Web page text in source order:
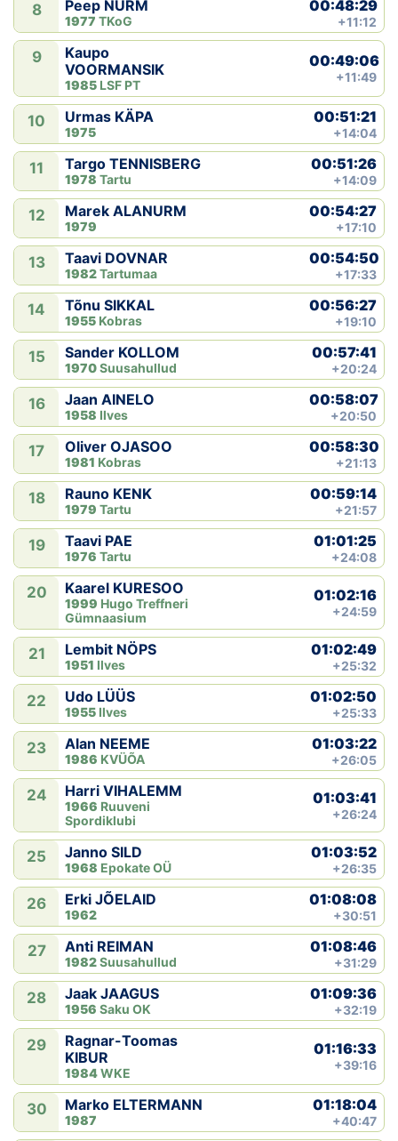
8 Peep NURM
1977 TKoG
00:48:29
+11:12
9
Kaupo
VOORMANSIK
1985 LSF PT
00:49:06
+11:49
10 Urmas KÄPA
1975
00:51:21
+14:04
11 Targo TENNISBERG
1978 Tartu
00:51:26
+14:09
12 Marek ALANURM
1979
00:54:27
+17:10
13 Taavi DOVNAR
1982Tartumaa
00:54:50
+17:33
14 Tõnu SIKKAL
1955 Kobras
00:56:27
+19:10
15 Sander KOLLOM
1970Suusahullud
00:57:41
+20:24
16 Jaan AINELO
1958 Ilves
00:58:07
+20:50
17 Oliver OJASOO
1981 Kobras
00:58:30
+21:13
18 Rauno KENK
1979 Tartu
00:59:14
+21:57
19 Taavi PAE
1976 Tartu
01:01:25
+24:08
20 Kaarel KURESOO
1999 Hugo Treffneri
Gümnaasium
01:02:16
+24:59
21 Lembit NÖPS
1951 Ilves
01:02:49
+25:32
22 Udo LÜÜS
1955 Ilves
01:02:50
+25:33
23 Alan NEEME
1986 KVÜÕA
01:03:22
+26:05
24 Harri VIHALEMM
1966 Ruuveni
Spordiklubi
01:03:41
+26:24
25 Janno SILD
1968 Epokate OÜ
01:03:52
+26:35
26 Erki JÕELAID
1962
01:08:08
+30:51
27 Anti REIMAN
1982Suusahullud
01:08:46
+31:29
28 Jaak JAAGUS
1956 Saku OK
01:09:36
+32:19
29
Ragnar-Toomas
KIBUR
1984WKE
01:16:33
+39:16
30 Marko ELTERMANN
1987
01:18:04
+40:47